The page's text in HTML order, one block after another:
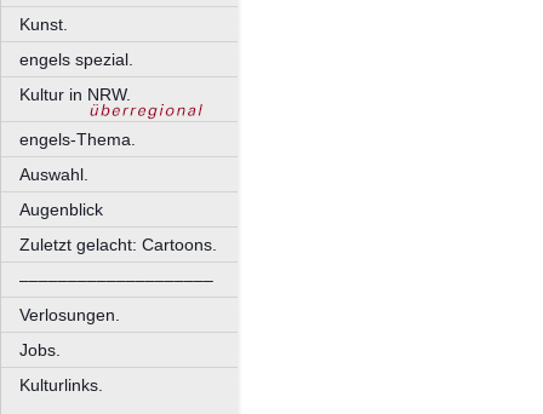
Kunst.
engels spezial.
Kultur in NRW.
engels-Thema.
Auswahl.
Augenblick
Zuletzt gelacht: Cartoons.
––––––––––––––––––––
Verlosungen.
Jobs.
Kulturlinks.